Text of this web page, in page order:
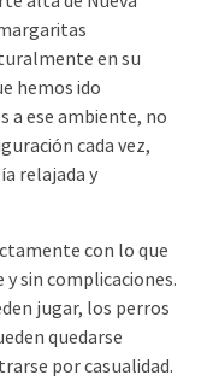
en su
hemos ido
a ese ambiente, no
cada vez,
relajada y
con lo que
sin complicaciones.
jugar, los perros
quedarse
por casualidad.